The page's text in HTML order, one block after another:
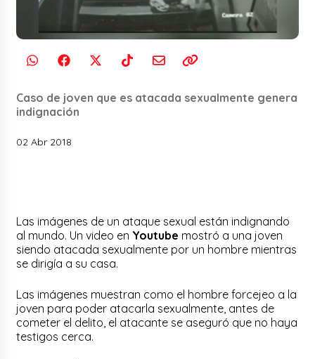
Caso de joven que es atacada sexualmente genera
indignación
02 Abr 2018
Las imágenes de un ataque sexual están indignando
al mundo. Un video en Youtube mostró a una joven
siendo atacada sexualmente por un hombre mientras
se dirigía a su casa.
Las imágenes muestran como el hombre forcejeo a la
joven para poder atacarla sexualmente, antes de
cometer el delito, el atacante se aseguró que no haya
testigos cerca.